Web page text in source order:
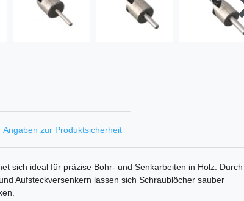
Angaben zur Produktsicherheit
sich ideal für präzise Bohr- und Senkarbeiten in Holz. Durch
Aufsteckversenkern lassen sich Schraublöcher sauber